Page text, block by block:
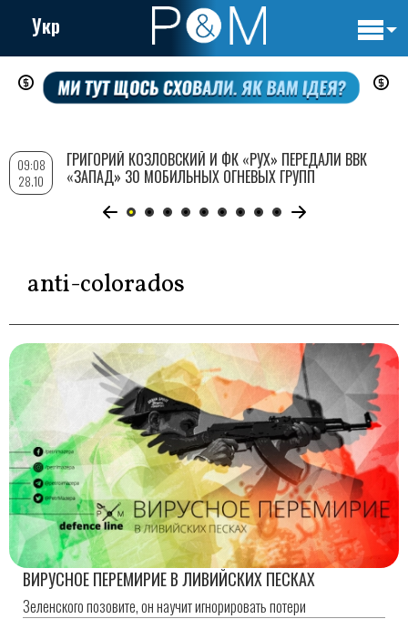
Перейти
содержанию
Укр
anti-colorados
ВИРУСНОЕ ПЕРЕМИРИЕ В ЛИВИЙСКИХ ПЕСКАХ
Зеленского позовите, он научит игнорировать потери
09:08
28.10
ГРИГОРИЙ КОЗЛОВСКИЙ И ФК «РУХ» ПЕРЕДАЛИ ВВК
«ЗАПАД» 30 МОБИЛЬНЫХ ОГНЕВЫХ ГРУПП